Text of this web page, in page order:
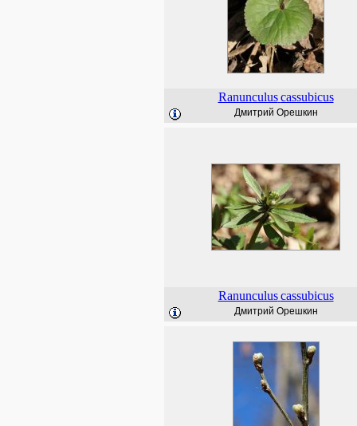
Ranunculus cassubicus
Дмитрий Орешкин
Ranunculus cassubicus
Дмитрий Орешкин